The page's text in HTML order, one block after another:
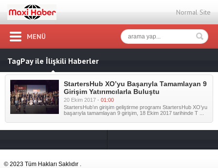
Normal Site
MENÜ
TagPay ile İlişkili Haberler
StartersHub XO’yu Başarıyla Tamamlayan 9
Girişim Yatırımcılarla Buluştu
20 Ekim 2017 - 01:00
StartersHub’ın girişim geliştirme programı StartersHub XO’yu
başarıyla tamamlayan 9 girişim, 18 Ekim 2017 tarihinde T ...
© 2023 Tüm Hakları Saklıdır .